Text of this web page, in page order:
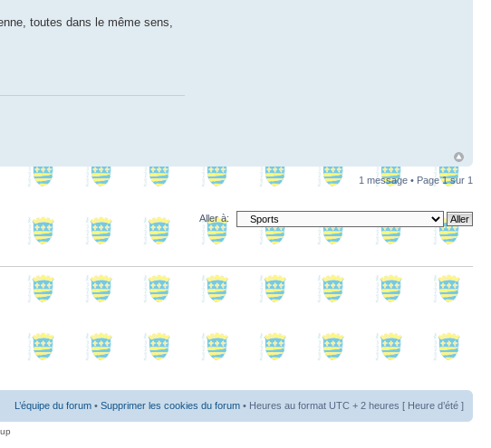
toutes dans le même sens,
1 message • Page1sur 1
Aller à:
L’équipe du forum • Supprimer les cookies du forum • Heures au format UTC + 2 heures [ Heure d’été ]